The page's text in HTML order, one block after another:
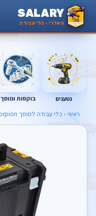
SALARY
סאלרי · כלי עבודה
נטענים בוקסות ומוסך
ראשי › כלי עבודה למוסך scorpion